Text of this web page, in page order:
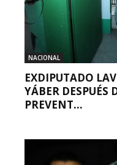
NACIONAL
EXDIPUTADO
YÁBER DESPUÉS
PREVENT...